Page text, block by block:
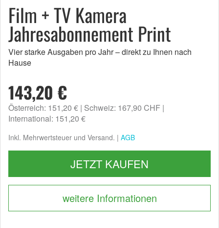
Film + TV Kamera
Jahresabonnement Print
Vier starke Ausgaben pro Jahr – direkt zu Ihnen nach
Hause
143,20 €
Österreich: 151,20 € Schweiz: 167,90 CHF
International: 151,20 €
Inkl. Mehrwertsteuer und Versand. | AGB
JETZT KAUFEN
weitere Informationen